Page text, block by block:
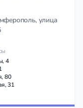
улица
4
80
31